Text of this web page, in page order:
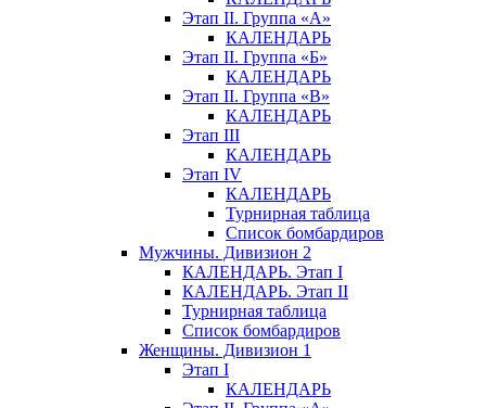
Этап II. Группа «А»
КАЛЕНДАРЬ
Этап II. Группа «Б»
КАЛЕНДАРЬ
Этап II. Группа «В»
КАЛЕНДАРЬ
Этап III
КАЛЕНДАРЬ
Этап IV
КАЛЕНДАРЬ
Турнирная таблица
Список бомбардиров
Мужчины. Дивизион 2
КАЛЕНДАРЬ. Этап I
КАЛЕНДАРЬ. Этап II
Турнирная таблица
Список бомбардиров
Женщины. Дивизион 1
Этап I
КАЛЕНДАРЬ